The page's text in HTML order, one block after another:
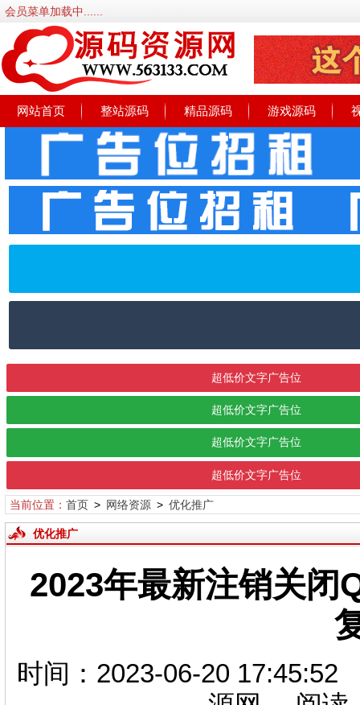
会员菜单加载中......
网站首页 整站源码 精品源码 游戏源码
超低价文字广告位
超低价文字广告位
超低价文字广告位
超低价文字广告位
当前位置： 首页> 网络资源> 优化推广
优化推广
2023年最新注销关闭
时间：2023-06-20